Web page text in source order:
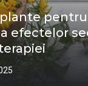
plante pentru
efectelor